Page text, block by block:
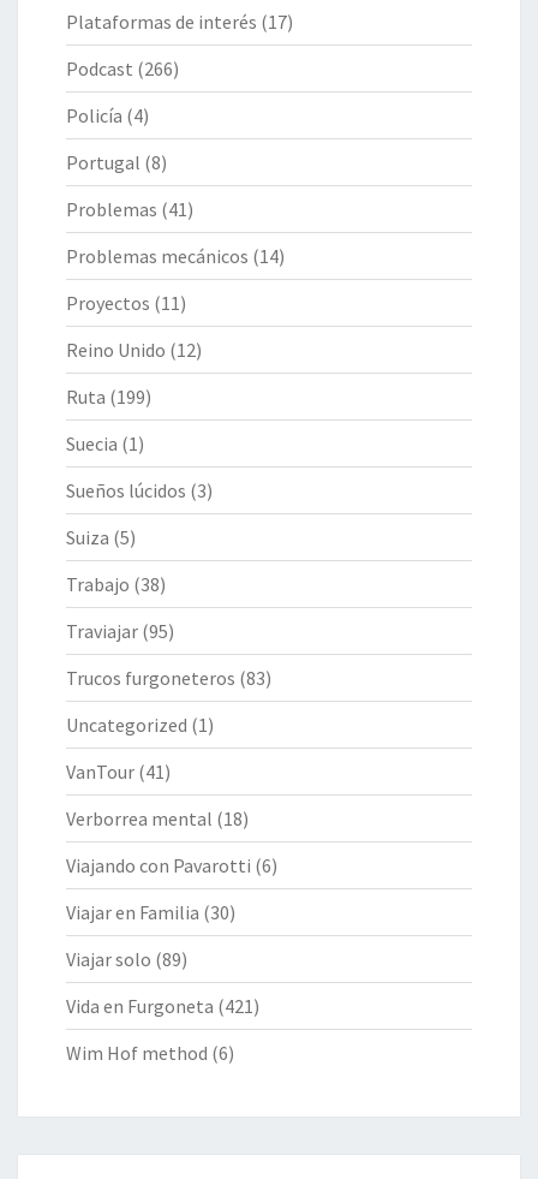
Plataformas de interés (17)
Podcast (266)
Policía (4)
Portugal (8)
Problemas (41)
Problemas mecánicos (14)
Proyectos (11)
Reino Unido (12)
Ruta (199)
Suecia (1)
Sueños lúcidos (3)
Suiza (5)
Trabajo (38)
Traviajar (95)
Trucos furgoneteros (83)
Uncategorized (1)
VanTour (41)
Verborrea mental (18)
Viajando con Pavarotti (6)
Viajar en Familia (30)
Viajar solo (89)
Vida en Furgoneta (421)
Wim Hof method (6)